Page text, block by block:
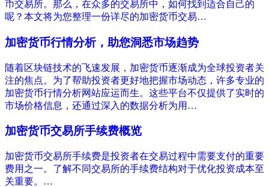
币交易所。那么，在众多的交易所中，如何找到适合自己的
呢？本文将为您整理一份详尽的加密货币交易…
加密货币行情分析，助您洞悉市场趋势
随着区块链技术的飞速发展，加密货币逐渐成为全球投资者关
注的焦点。为了帮助投资者更好地把握市场动态，许多专业的
加密货币行情分析网站应运而生。这些平台不仅提供了实时的
市场价格信息，还通过深入的数据分析为用…
加密货币交易所手续费概览
加密货币交易所手续费是投资者在交易过程中需要支付的重要
费用之一。了解不同交易所的手续费结构对于优化投资成本至
关重要。…